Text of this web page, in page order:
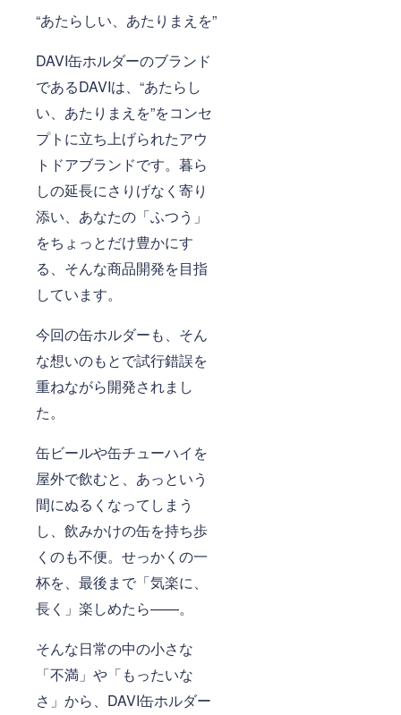
“あたらしい、あたりまえを”
DAVI缶ホルダーのブランド
であるDAVIは、“あたらし
い、あたりまえを”をコンセ
プトに立ち上げられたアウ
トドアブランドです。暮ら
しの延長にさりげなく寄り
添い、あなたの「ふつう」
をちょっとだけ豊かにす
る、そんな商品開発を目指
しています。
今回の缶ホルダーも、そん
な想いのもとで試行錯誤を
重ねながら開発されまし
た。
缶ビールや缶チューハイを
屋外で飲むと、あっという
間にぬるくなってしまう
し、飲みかけの缶を持ち歩
くのも不便。せっかくの一
杯を、最後まで「気楽に、
長く」楽しめたら——。
そんな日常の中の小さな
「不満」や「もったいな
さ」から、DAVI缶ホルダー